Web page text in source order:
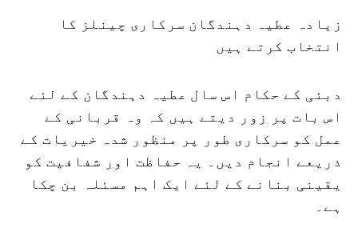
زیادہ عطیہ دہندگان سرکاری چینلز کا
انتخاب کرتے ہیں
دبئی کے حکام اس سال عطیہ دہندگان کے لئے
اس بات پر زور دیتے ہیں کہ وہ قربانی کے
عمل کو سرکاری طور پر منظور شدہ خیریات کے
ذریعے انجام دیں۔ یہ حفاظت اور شفافیت کو
یقینی بنانے کے لئے ایک اہم مسئلہ بن چکا
ہے۔